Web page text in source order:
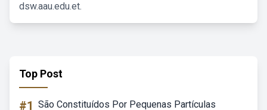
dsw.aau.edu.et.
Top Post
#1 São Constituídos Por Pequenas Partículas